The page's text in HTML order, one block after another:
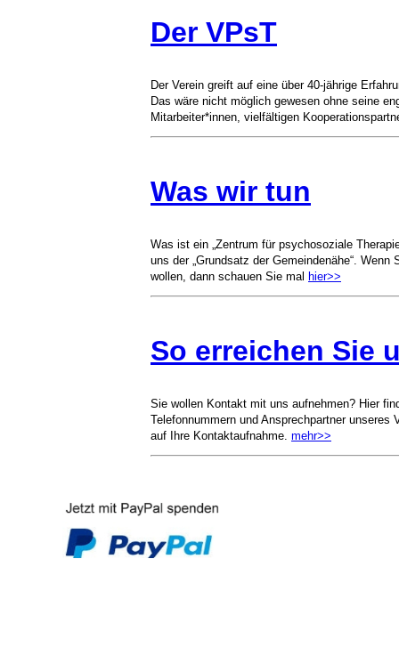
Der VPsT
Der Verein greift auf eine über 40-​jährige
Das wäre nicht möglich gewesen ohne seine
Mitarbeiter*innen, vielfältigen
Was wir tun
Was ist ein „Zentrum für psychosoziale
uns der „Grundsatz der Gemeindenähe“. Wenn
wollen, dann schauen Sie mal hier>>
So erreichen Sie
Sie wollen Kontakt mit uns aufnehmen? Hier
Telefonnummern und Ansprechpartner unseres
auf Ihre Kontaktaufnahme. mehr>>